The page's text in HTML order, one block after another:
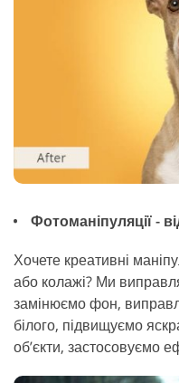
Фотоманіпуляції -
Хочете креативні
або колажі? Ми
замінюємо фон,
білого, підвищуємо
об’єкти, застосовуємо